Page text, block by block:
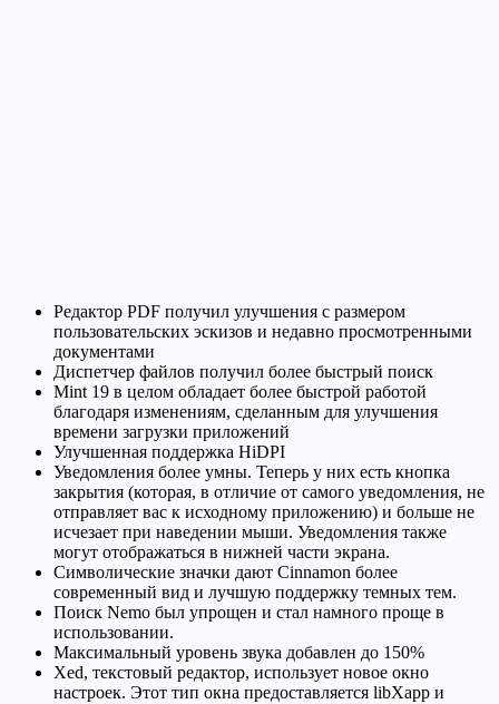
Редактор PDF получил улучшения с размером
пользовательских эскизов и недавно просмотренными
документами
Диспетчер файлов получил более быстрый поиск
Mint 19 в целом обладает более быстрой работой
благодаря изменениям, сделанным для улучшения
времени загрузки приложений
Улучшенная поддержка HiDPI
Уведомления более умны. Теперь у них есть кнопка
закрытия (которая, в отличие от самого уведомления, не
отправляет вас к исходному приложению) и больше не
исчезает при наведении мыши. Уведомления также
могут отображаться в нижней части экрана.
Символические значки дают Cinnamon более
современный вид и лучшую поддержку темных тем.
Поиск Nemo был упрощен и стал намного проще в
использовании.
Максимальный уровень звука добавлен до 150%
Xed, текстовый редактор, использует новое окно
настроек. Этот тип окна предоставляется libXapp и